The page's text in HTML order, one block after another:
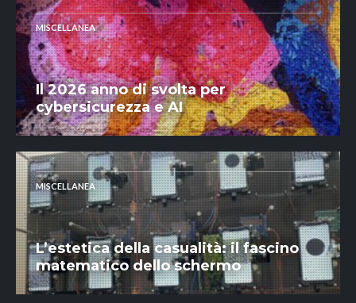
MISCELLANEA
Il 2026 anno di svolta per
cybersicurezza e AI
MISCELLANEA
L’estetica della casualità: il fascino
matematico dello schermo